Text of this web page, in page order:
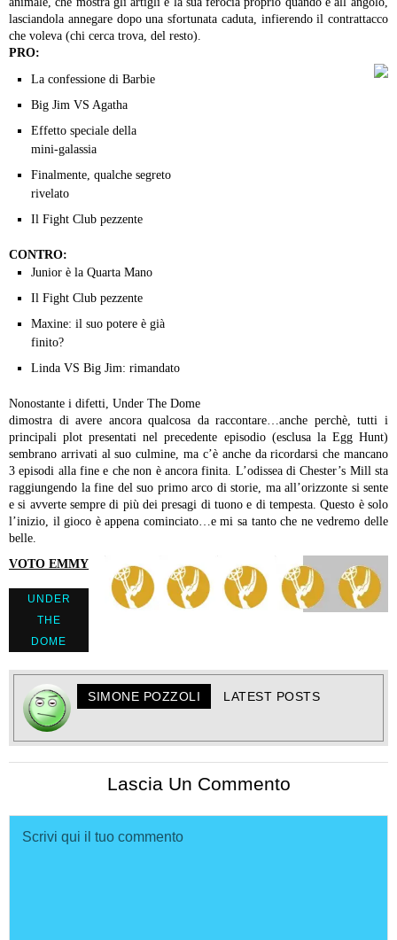
lasciandola annegare dopo una sfortunata caduta, infierendo il contrattacco
che voleva (chi cerca trova, del resto).
PRO:
La confessione di Barbie
Big Jim VS Agatha
Effetto speciale della
mini-galassia
Finalmente, qualche segreto
rivelato
Il Fight Club pezzente
CONTRO:
Junior è la Quarta Mano
Il Fight Club pezzente
Maxine: il suo potere è già
finito?
Linda VS Big Jim: rimandato
Nonostante i difetti, Under The Dome
dimostra di avere ancora qualcosa da raccontare…anche perchè, tutti i
principali plot presentati nel precedente episodio (esclusala Egg Hunt)
sembrano arrivati al suo culmine, ma c’è anche daricordarsi che mancano
3 episodi alla fine e che non è ancorafinita. L’odissea di Chester’s Mill sta
raggiungendo la fine del suo primo arco di storie, ma all’orizzonte si sente
e si avverte sempre di più dei presagi di tuono e di tempesta. Questo è solo
l’inizio, il gioco è appena cominciato…e mi sa tanto che ne vedremo delle
belle.
VOTO EMMY
UNDER
THE
DOME
SIMONE POZZOLI LATEST POSTS
Lascia Un Commento